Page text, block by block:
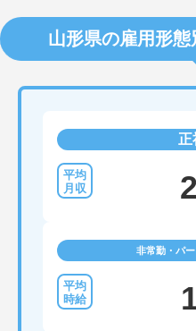
山形県の雇用形
正
非常勤・パ